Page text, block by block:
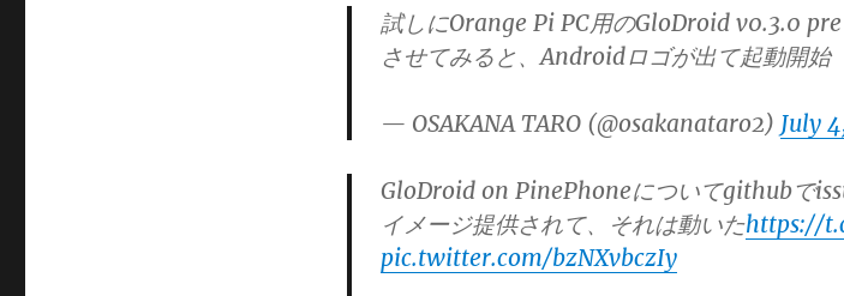
試しにOrange Pi PC用のGloDroid v0.3.0
させてみると、Androidロゴが出て起動開始
— OSAKANA TARO (@osakanataro2) July
GloDroid on PinePhoneについてgithubで
イメージ提供されて、それは動いたhttps://
pic.twitter.com/bzNXvbczIy